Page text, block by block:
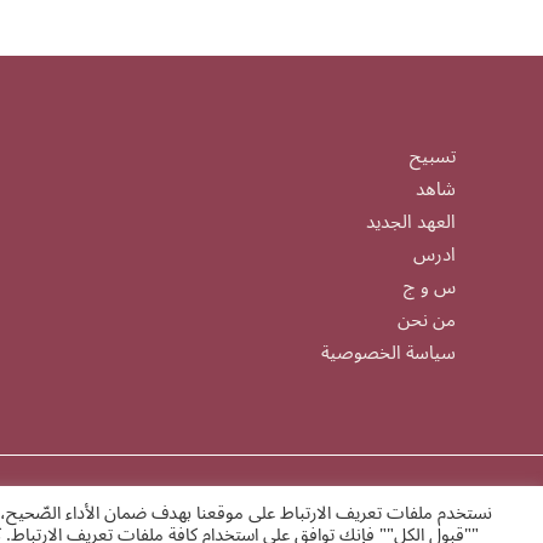
تسبيح
شاهد
العهد الجديد
ادرس
س و ج
من نحن
سياسة الخصوصية
alrrabita.org
نستخدم ملفات تعريف الارتباط على موقعنا بهدف ضمان الأداء
""قبول الكل"" فإنك توافق على استخدام كافة ملفات تعريف